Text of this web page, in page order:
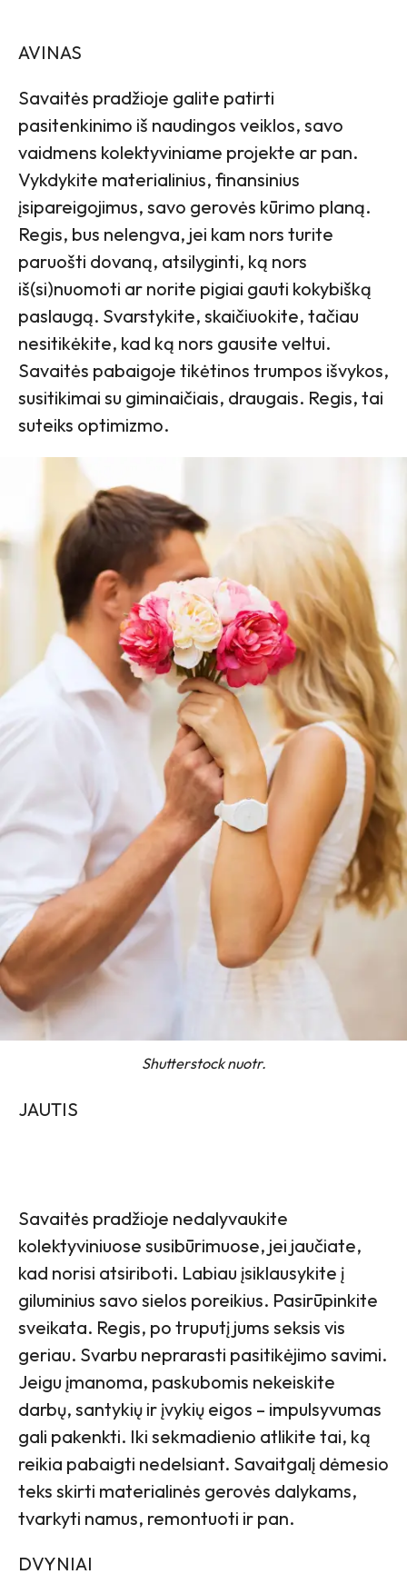
AVINAS
Savaitės pradžioje galite patirti
pasitenkinimo iš naudingos veiklos, savo
vaidmens kolektyviniame projekte ar pan.
Vykdykite materialinius, finansinius
įsipareigojimus, savo gerovės kūrimo planą.
Regis, bus nelengva, jei kam nors turite
paruošti dovaną, atsilyginti, ką nors
iš(si)nuomoti ar norite pigiai gauti kokybišką
paslaugą. Svarstykite, skaičiuokite, tačiau
nesitikėkite, kad ką nors gausite veltui.
Savaitės pabaigoje tikėtinos trumpos išvykos,
susitikimai su giminaičiais, draugais. Regis, tai
suteiks optimizmo.
Shutterstock nuotr.
JAUTIS
Savaitės pradžioje nedalyvaukite
kolektyviniuose susibūrimuose, jei jaučiate,
kad norisi atsiriboti. Labiau įsiklausykite į
giluminius savo sielos poreikius. Pasirūpinkite
sveikata. Regis, po truputį jums seksis vis
geriau. Svarbu neprarasti pasitikėjimo savimi.
Jeigu įmanoma, paskubomis nekeiskite
darbų, santykių ir įvykių eigos – impulsyvumas
gali pakenkti. Iki sekmadienio atlikite tai, ką
reikia pabaigti nedelsiant. Savaitgalį dėmesio
teks skirti materialinės gerovės dalykams,
tvarkyti namus, remontuoti ir pan.
DVYNIAI